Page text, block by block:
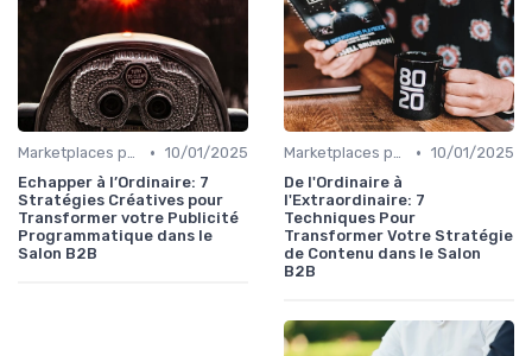
Marketplaces pour les salon B2B • 10/01/2025
Echapper à l’Ordinaire: 7
Stratégies Créatives pour
Transformer votre Publicité
Programmatique dans le
Salon B2B
Marketplaces pour les salon B2B • 10/01/2025
De l'Ordinaire à
l'Extraordinaire: 7
Techniques Pour
Transformer Votre Stratégie
de Contenu dans le Salon
B2B